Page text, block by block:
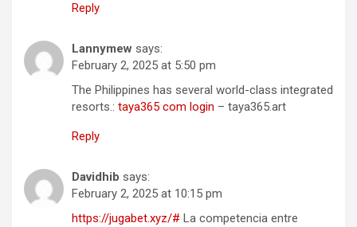
Reply
Lannymew says:
February 2, 2025 at 5:50 pm
The Philippines has several world-class integrated
resorts.: taya365 com login – taya365.art
Reply
Davidhib says:
February 2, 2025 at 10:15 pm
https://jugabet.xyz/# La competencia entre